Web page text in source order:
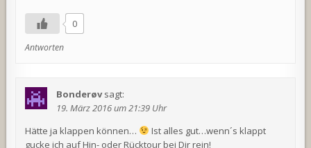
0
Antworten
Bonderøvsagt:
19. März 2016 um 21:39 Uhr
Hätte ja klappen können…
Ist alles gut…wenn´s klappt
gucke ich auf Hin- oder Rücktour bei Dir rein!